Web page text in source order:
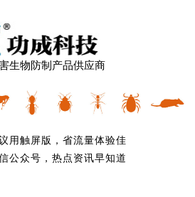
生物防制产品供应商
用触屏版，省流量体验佳
公众号，热点资讯早知道